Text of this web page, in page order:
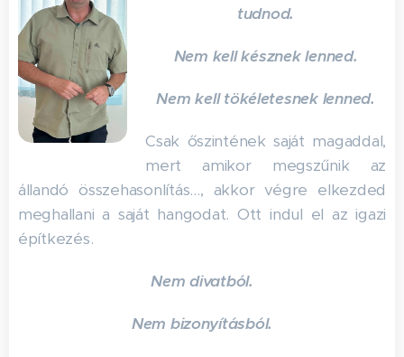
tudnod.
Nem kell késznek lenned.
Nem kell tökéletesnek lenned.
Csak őszintének saját magaddal,
mert amikor megszűnik az
állandó összehasonlítás…, akkor végre elkezded
meghallani a saját hangodat. Ott indul el az igazi
építkezés.
Nem divatból.
Nem bizonyításból.